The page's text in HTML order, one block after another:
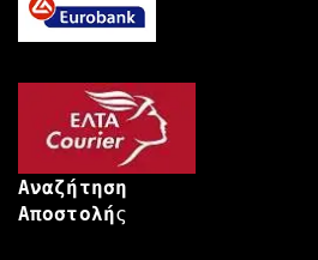
Αναζήτηση
Αποστολής